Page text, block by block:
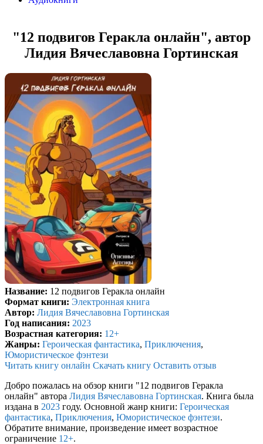
"12 подвигов Геракла онлайн", автор
Лидия Вячеславовна Гортинская
Название: 12 подвигов Геракла онлайн
Формат книги: Электронная книга
Автор: Лидия Вячеславовна Гортинская
Год написания: 2023
Возрастная категория: 12+
Жанры: Героическая фантастика, Приключения,
Юмористическое фэнтези
Читать книгу онлайн Скачать книгу Оставить отзыв
Добро пожалась на обзор книги "12 подвигов Геракла
онлайн" автора Лидия Вячеславовна Гортинская. Книга была
издана в 2023 году. Основной жанр книги: Героическая
фантастика, Приключения, Юмористическое фэнтези.
Обратите внимание, произведение имеет возрастное
ограничение 12+.